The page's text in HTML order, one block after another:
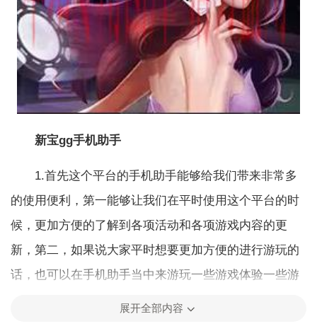
新宝gg手机助手
1.首先这个平台的手机助手能够给我们带来非常多
的使用便利，第一能够让我们在平时使用这个平台的时
候，更加方便的了解到各项活动和各项游戏内容的更
新，第二，如果说大家平时想要更加方便的进行游玩的
话，也可以在手机助手当中来游玩一些游戏体验一些游
展开全部内容